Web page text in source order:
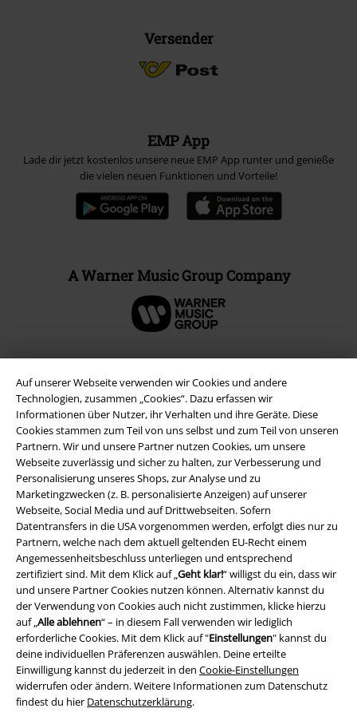
Auf unserer Webseite verwenden wir Cookies und andere
Technologien, zusammen „Cookies“. Dazu erfassen wir
Informationen über Nutzer, ihr Verhalten und ihre Geräte. Diese
Cookies stammen zum Teil von uns selbst und zum Teil von unseren
Partnern. Wir und unsere Partner nutzen Cookies, um unsere
Webseite zuverlässig und sicher zu halten, zur Verbesserung und
Personalisierung unseres Shops, zur Analyse und zu
Marketingzwecken (z. B. personalisierte Anzeigen) auf unserer
Webseite, Social Media und auf Drittwebseiten. Sofern
Datentransfers in die USA vorgenommen werden, erfolgt dies nur zu
Partnern, welche nach dem aktuell geltenden EU-Recht einem
Angemessenheitsbeschluss unterliegen und entsprechend
zertifiziert sind. Mit dem Klick auf „Geht klar!“ willigst du ein, dass wir
und unsere Partner Cookies nutzen können. Alternativ kannst du
der Verwendung von Cookies auch nicht zustimmen, klicke hierzu
auf „Alle ablehnen“ – in diesem Fall verwenden wir lediglich
erforderliche Cookies. Mit dem Klick auf "Einstellungen" kannst du
deine individuellen Präferenzen auswählen. Deine erteilte
Einwilligung kannst du jederzeit in den Cookie-Einstellungen
widerrufen oder ändern. Weitere Informationen zum Datenschutz
findest du hier Datenschutzerklärung.
Versender
EMP App
Lade dir jetzt kostenlos unsere neue EMP App runter und genieße
die vielen neuen Funktionen und Vorteile!
A Warner Music Group Company
Rechtliches
AGB
Impressum
Datenschutz
Entsorgung und Umweltschutz
Konformitätserklärung